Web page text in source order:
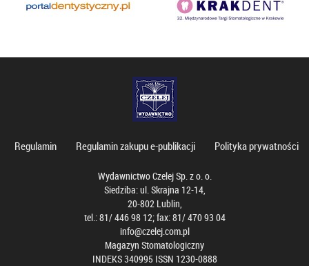
Regulamin Regulamin zakupu e-publikacji Polityka prywatności
Wydawnictwo Czelej Sp. z o. o.
Siedziba: ul. Skrajna 12-14,
20-802 Lublin,
tel.: 81/ 446 98 12; fax: 81/ 470 93 04
info@czelej.com.pl
Magazyn Stomatologiczny
INDEKS 340995 ISSN 1230-0888